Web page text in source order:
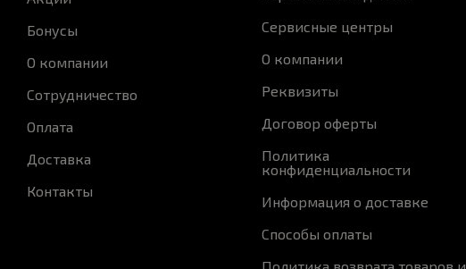
Бонусы
О компании
Сотрудничество
Оплата
Доставка
Контакты
Сервисные центры
О компании
Реквизиты
Договор оферты
Политика
конфиденциальности
Информация о доставке
Способы оплаты